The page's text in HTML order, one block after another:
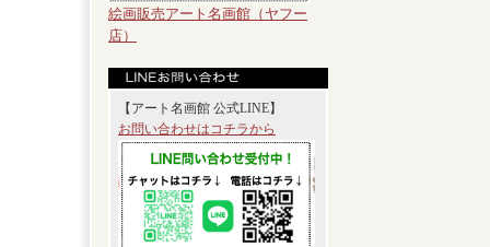
絵画販売アート名画館（ヤフー
店）
【アート名画館 公式LINE】
お問い合わせはコチラから